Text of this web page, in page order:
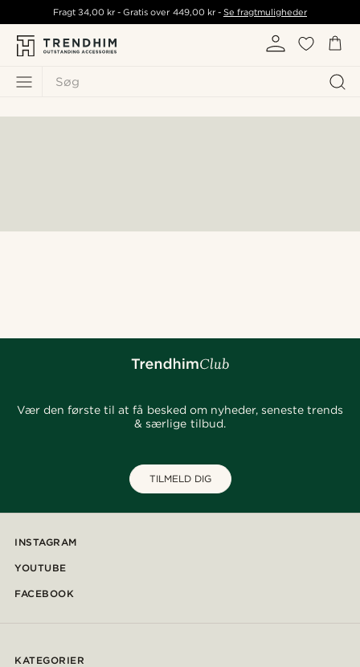
Søg
Fragt34,00 kr - Gratis over 449,00 kr- Se fragtmuligheder
Vær den første til at få besked om nyheder, seneste trends
& særlige tilbud.
TILMELD DIG
INSTAGRAM
YOUTUBE
FACEBOOK
KATEGORIER